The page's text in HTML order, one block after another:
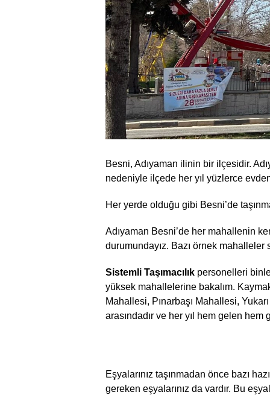
Besni, Adıyaman ilinin bir ilçesidir.
nedeniyle ilçede her yıl yüzlerce
Her yerde olduğu gibi Besni’de
Adıyaman Besni’de her mahallenin
durumundayız. Bazı örnek mahalleler
Sistemli Taşımacılık personelleri
yüksek mahallelerine bakalım.
Mahallesi, Pınarbaşı Mahallesi,
arasındadır ve her yıl hem gelen
Eşyalarınız taşınmadan önce bazı
gereken eşyalarınız da vardır. Bu